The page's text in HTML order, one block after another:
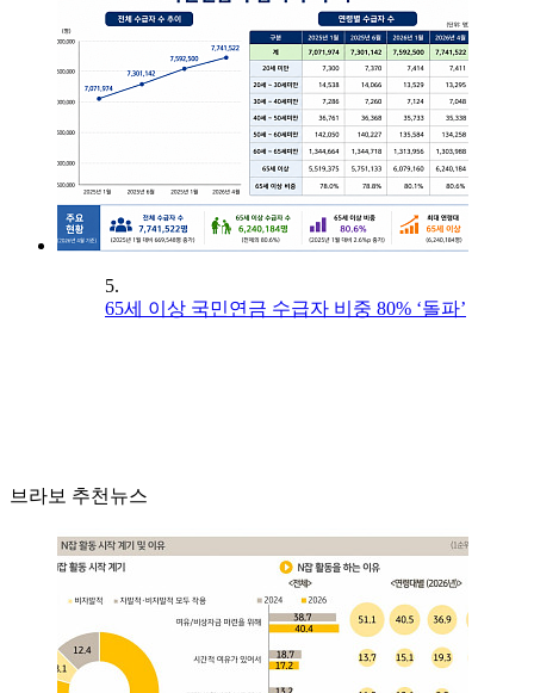
5.
65세 이상 국민연금 수급자 비중 80% ‘돌파’
브라보 추천뉴스